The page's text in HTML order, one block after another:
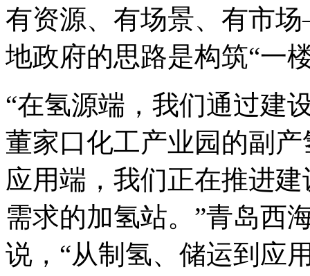
有资源、有场景、有市
地政府的思路是构筑“一
“在氢源端，我们通过建
董家口化工产业园的副
应用端，我们正在推进
需求的加氢站。”青岛西
说，“从制氢、储运到应